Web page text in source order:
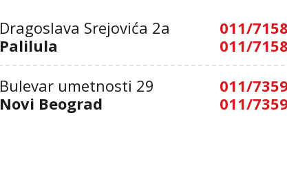
Dragoslava Srejovića 2а
Palilula
011/
011/
Bulevar umetnosti 29
Novi Beograd
011/
011/